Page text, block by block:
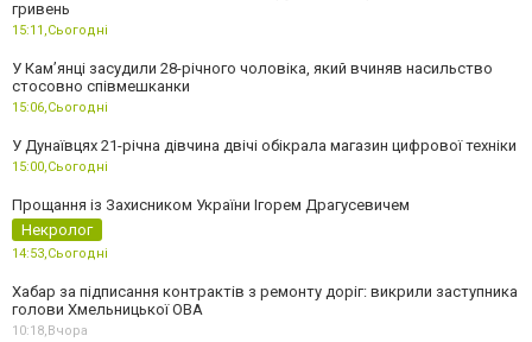
гривень
15:11,Сьогодні
У Камʼянці засудили 28-річного чоловіка, який вчиняв насильство
стосовно співмешканки
15:06,Сьогодні
У Дунаївцях 21-річна дівчина двічі обікрала магазин цифрової техніки
15:00,Сьогодні
Прощання із Захисником України Ігорем Драгусевичем
Некролог
14:53,Сьогодні
Хабар за підписання контрактів з ремонту доріг: викрили заступника
голови Хмельницької ОВА
10:18,Вчора